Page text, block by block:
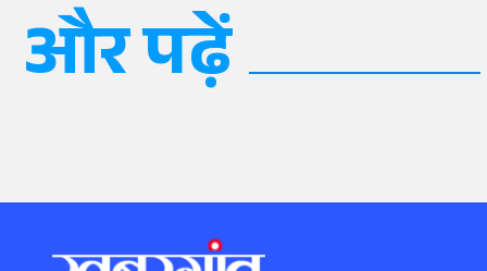
और पढ़ें